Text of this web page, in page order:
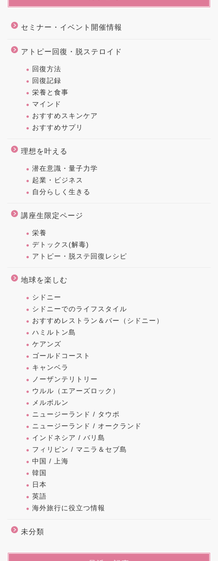
セミナー・イベント開催情報
アトピー回復・脱ステロイド
回復方法
回復記録
栄養と食事
マインド
おすすめスキンケア
おすすめサプリ
理想を叶える
潜在意識・量子力学
起業・ビジネス
自分らしく生きる
講座生限定ページ
栄養
デトックス(解毒)
アトピー・脱ステ回復レシピ
地球を楽しむ
シドニー
シドニーでのライフスタイル
おすすめレストラン＆バー（シドニー）
ハミルトン島
ケアンズ
ゴールドコースト
キャンベラ
ノーザンテリトリー
ウルル（エアーズロック）
メルボルン
ニュージーランド / タウポ
ニュージーランド / オークランド
インドネシア / バリ島
フィリピン / マニラ＆セブ島
中国 / 上海
韓国
日本
英語
海外旅行に役立つ情報
未分類